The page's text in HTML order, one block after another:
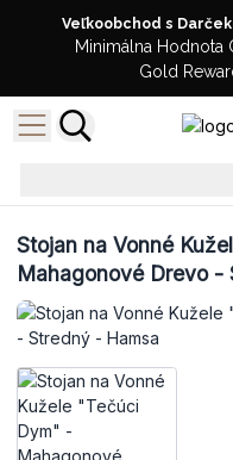
Veľkoobchod s
Minimálna Hodnota
Gold
Stojany na Vonné
Stojan na Vonné
Mahagonové Drevo -